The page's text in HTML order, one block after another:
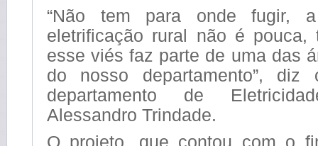
“Não tem para onde fugir,
eletrificação rural não é pouca,
esse viés faz parte de uma das
do nosso departamento”, diz
departamento de
Alessandro Trindade.